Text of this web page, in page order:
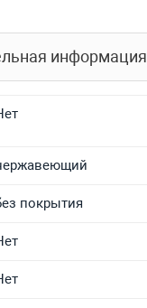
информация
покрытия